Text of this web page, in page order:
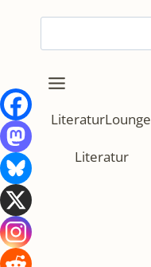
springen
LiteraturLounge
Literatur